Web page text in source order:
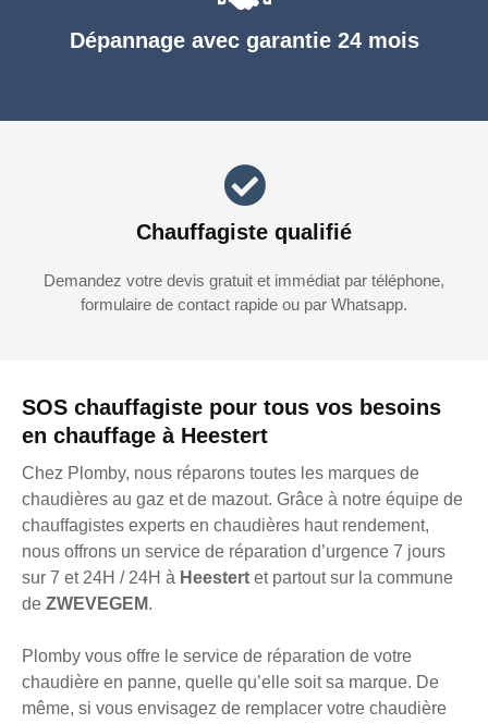
SOS chauffagiste pour tous vos besoins
en chauffage à Heestert
Chez Plomby, nous réparons toutes les marques de
chaudières au gaz et de mazout. Grâce à notre équipe de
chauffagistes experts en chaudières haut rendement,
nous offrons un service de réparation d’urgence 7 jours
sur 7 et 24H / 24H à Heestert et partout sur la commune
de ZWEVEGEM.
Plomby vous offre le service de réparation de votre
chaudière en panne, quelle qu’elle soit sa marque. De
même, si vous envisagez de remplacer votre chaudière
Dépannage avec garantie 24 mois
Chauffagiste qualifié
Demandez votre devis gratuit et immédiat par téléphone,
formulaire de contact rapide ou par Whatsapp.